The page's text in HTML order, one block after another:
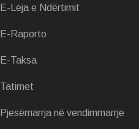
E-Leja e Ndërtimit
E-Raporto
E-Taksa
Tatimet
Pjesëmarrja në vendimmarrje